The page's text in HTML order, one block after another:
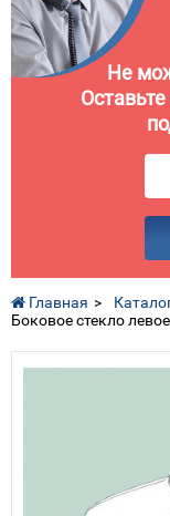
Не
Главная
Боковое стекло